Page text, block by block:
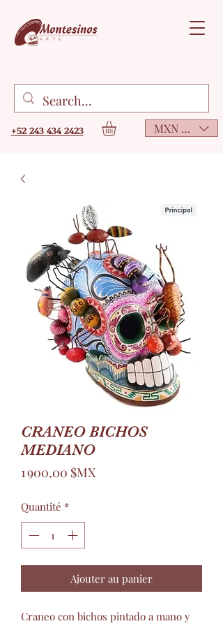
+52 243 434 2423 MXN ($)
CRANEO BICHOS
MEDIANO
1 900,00 $MXPrix
Quantité *
Ajouter au panier
Craneo con bichos pintado a mano y